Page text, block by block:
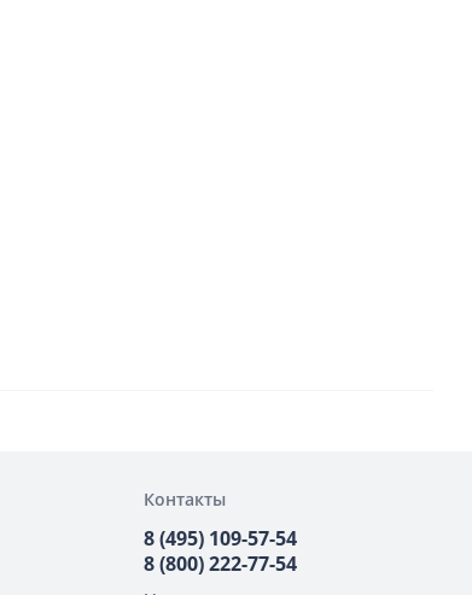
Контакты
8 (495) 109-57-54
8 (800) 222-77-54